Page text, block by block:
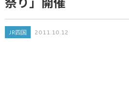
JR四国 2011.10.12